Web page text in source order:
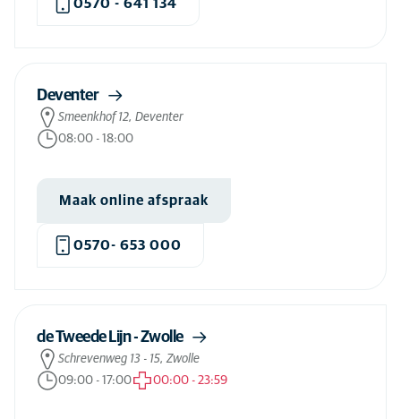
0570 - 641 134
Deventer
Smeenkhof 12, Deventer
08:00 - 18:00
Maak online afspraak
0570- 653 000
de Tweede Lijn - Zwolle
Schrevenweg 13 - 15, Zwolle
09:00 - 17:00 00:00 - 23:59